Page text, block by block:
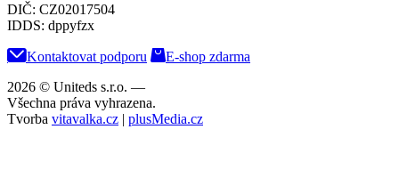
DIČ: CZ02017504
IDDS: dppyfzx
Kontaktovat podporu
E-shop zdarma
2026 © Uniteds s.r.o. —
Všechna práva vyhrazena.
Tvorba vitavalka.cz | plusMedia.cz